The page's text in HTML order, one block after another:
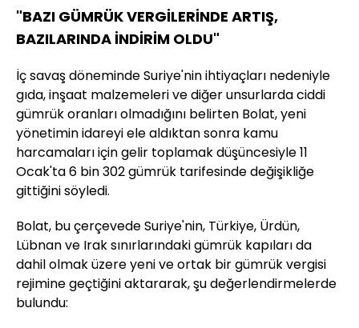
"BAZI GÜMRÜK VERGİLERİNDE ARTIŞ,
BAZILARINDA İNDİRİM OLDU"
İç savaş döneminde Suriye'nin ihtiyaçları nedeniyle
gıda, inşaat malzemeleri ve diğer unsurlarda ciddi
gümrük oranları olmadığını belirten Bolat, yeni
yönetimin idareyi ele aldıktan sonra kamu
harcamaları için gelir toplamak düşüncesiyle 11
Ocak'ta 6 bin 302 gümrük tarifesinde değişikliğe
gittiğini söyledi.
Bolat, bu çerçevede Suriye'nin, Türkiye, Ürdün,
Lübnan ve Irak sınırlarındaki gümrük kapıları da
dahil olmak üzere yeni ve ortak bir gümrük vergisi
rejimine geçtiğini aktararak, şu değerlendirmelerde
bulundu: